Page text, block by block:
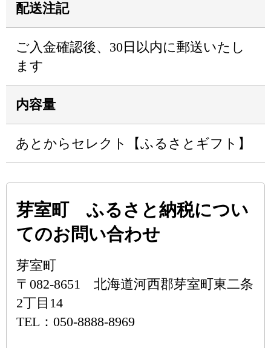
配送注記
ご入金確認後、30日以内に郵送いたし
ます
内容量
あとからセレクト【ふるさとギフト】
芽室町 ふるさと納税につい
てのお問い合わせ
芽室町
〒082-8651 北海道河西郡芽室町東二条
2丁目14
TEL：050-8888-8969